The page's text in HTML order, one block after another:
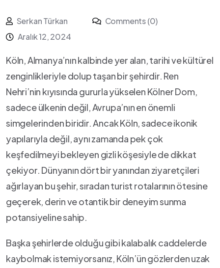
Serkan Türkan
Comments (0)
Aralık 12, 2024
Köln,​ Almanya’nın kalbinde yer⁣ alan, tarihi​ ve kültürel
zenginlikleriyle dolup taşan‍ bir şehirdir. Ren
‌Nehri’nin kıyısında gururla yükselen Kölner Dom,
sadece ülkenin değil, Avrupa’nın ⁢en önemli
simgelerinden biridir. Ancak Köln, ⁢sadece ikonik
yapılarıyla‌ değil, aynı zamanda pek çok
keşfedilmeyi bekleyen gizli köşesiyle ‌de dikkat
çekiyor. Dünyanın ⁤dört ‌bir yanından ziyaretçileri
ağırlayan bu şehir, sıradan turist rotalarının⁤ ötesine
⁤geçerek, derin⁢ ve otantik bir deneyim sunma‍
potansiyeline sahip.
Başka şehirlerde olduğu gibi⁣ kalabalık ‍caddelerde
kaybolmak istemiyorsanız, Köln’ün gözlerden ⁢uzak